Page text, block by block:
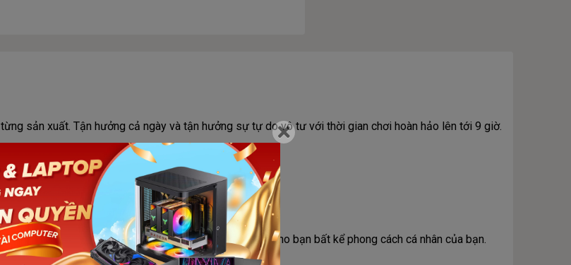
sản xuất. Tận hưởng cả ngày và tận hưởng sự tự do vô tư với thời gian chơi hoàn hảo lên tới 9 giờ.
nhỏ, nhưng chúng sẽ thêm một điểm nhấn táo bạo cho bạn bất kể phong cách cá nhân của bạn.